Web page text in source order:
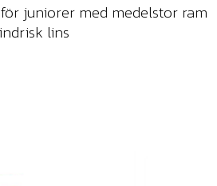
juniorer med medelstor ram
lins